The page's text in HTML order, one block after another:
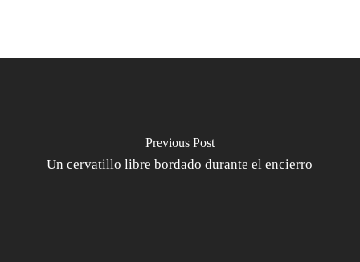
Previous Post
Un cervatillo libre bordado durante el encierro